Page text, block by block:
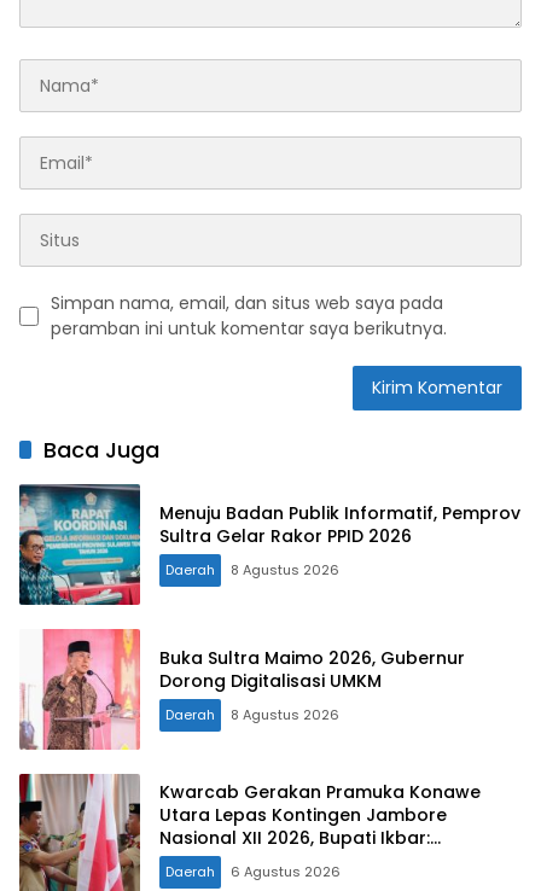
Simpan nama, email, dan situs web saya pada
peramban ini untuk komentar saya berikutnya.
Baca Juga
Menuju Badan Publik Informatif, Pemprov
Sultra Gelar Rakor PPID 2026
Daerah 8 Agustus 2026
Buka Sultra Maimo 2026, Gubernur
Dorong Digitalisasi UMKM
Daerah 8 Agustus 2026
Kwarcab Gerakan Pramuka Konawe
Utara Lepas Kontingen Jambore
Nasional XII 2026, Bupati Ikbar:
Tunjukkan Karakter Generasi Muda
Konut yang Disiplin dan Berprestasi
Daerah 6 Agustus 2026